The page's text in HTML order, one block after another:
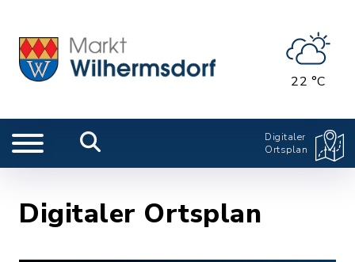
22 °C
Digitaler
Ortsplan
Digitaler Ortsplan